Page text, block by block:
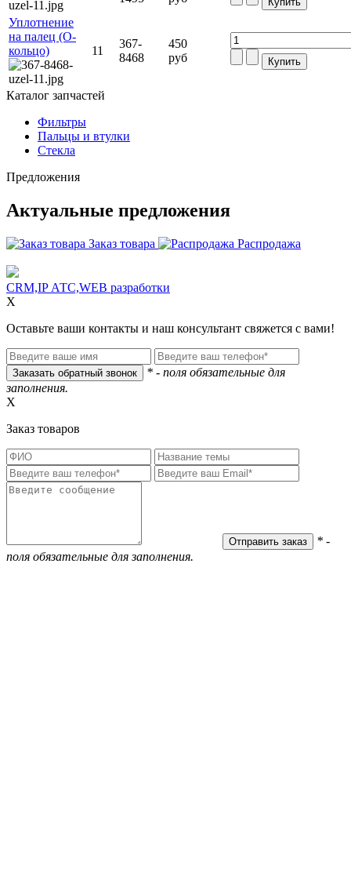
Уплотнение
на палец (О-
кольцо)
11
367-
8468
450
руб
Каталог запчастей
Фильтры
Пальцы и втулки
Стекла
Предложения
Актуальные предложения
Заказ товара Распродажа
CRM,IP АТС,WEB разработки
X
Оставьте ваши контакты и наш консультант свяжется с вами!
* - поля обязательные для
заполнения.
X
Заказ товаров
* -
поля обязательные для заполнения.